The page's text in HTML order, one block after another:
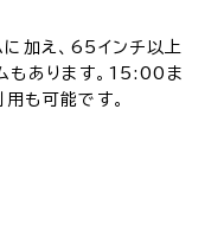
加え、65インチ以上
もあります。15:00ま
も可能です。